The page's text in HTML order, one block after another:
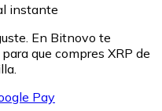
instante
En Bitnovo te
que compres XRP de
Pay